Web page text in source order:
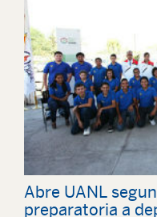
Abre UANL
preparatoria a